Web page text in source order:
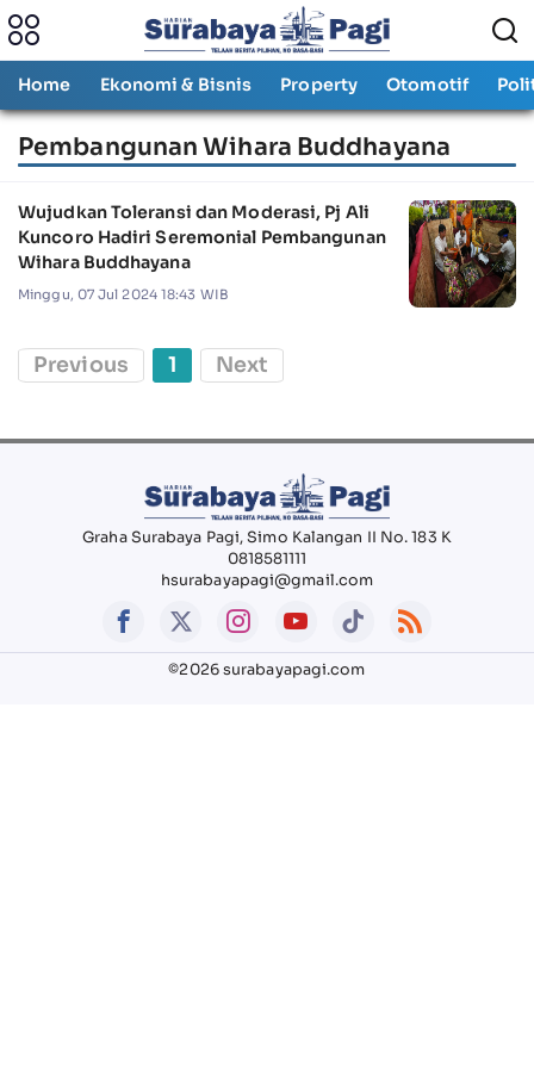
Home Ekonomi & Bisnis Property Otomotif
Pembangunan Wihara Buddhayana
Wujudkan Toleransi dan Moderasi, Pj Ali
Kuncoro Hadiri Seremonial Pembangunan
Wihara Buddhayana
Minggu, 07 Jul 2024 18:43 WIB
Previous 1 Next
Graha Surabaya Pagi, Simo Kalangan II No. 183 K
0818581111
hsurabayapagi@gmail.com
©2026 surabayapagi.com